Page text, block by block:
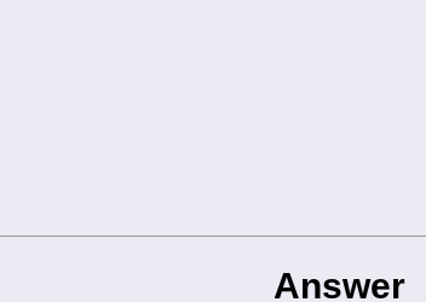
Answer